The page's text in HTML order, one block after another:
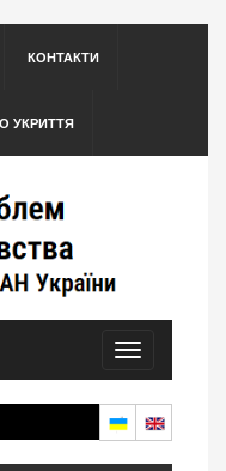
КОНТАКТИ
УКРИТТЯ
Toggle
navigation